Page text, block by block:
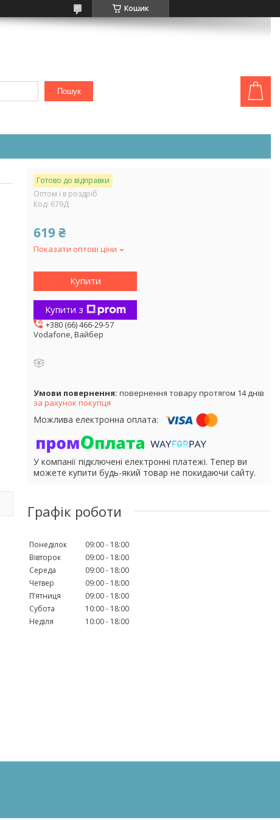
Кошик
Пошук
Готово до відправки
Оптом і в роздріб
Код: 679Д
619 ₴
Показати оптові ціни
Купити
Купити з
+380 (66) 466-29-57
Vodafone, Вайбер
повернення товару протягом 14 днів
за рахунок покупця
У компанії підключені електронні платежі. Тепер ви
можете купити будь-який товар не покидаючи сайту.
Графік роботи
Понеділок 09:00
18:00
Вівторок
09:00
18:00
Середа
09:00
18:00
Четвер
09:00
18:00
Пʼятниця
09:00
18:00
Субота
10:00
18:00
Неділя
10:00 18:00